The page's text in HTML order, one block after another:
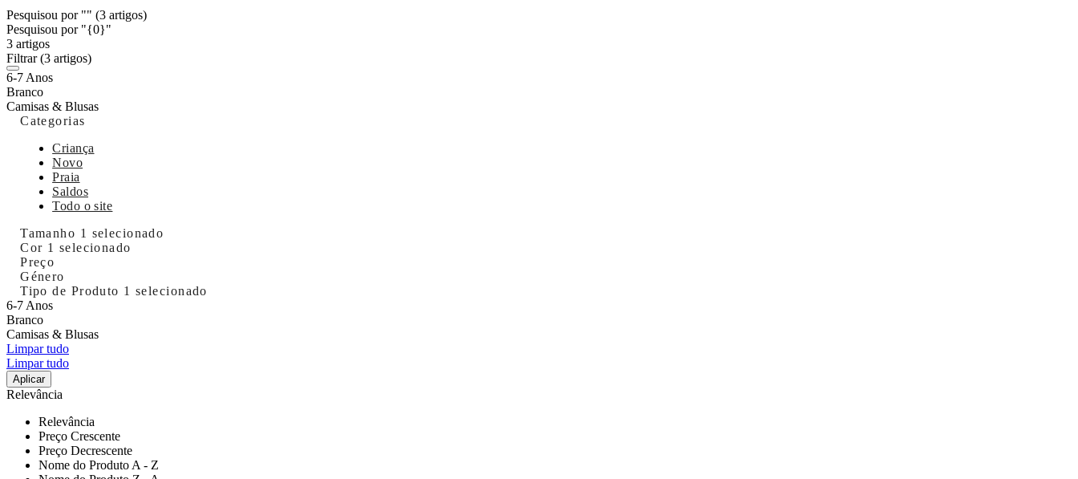
Pesquisou por "" (3 artigos)
Pesquisou por "{0}"
3 artigos
Filtrar(3 artigos)
6-7 Anos
Branco
Camisas & Blusas
Categorias
Criança
Novo
Praia
Saldos
Todo o site
Tamanho 1 selecionado
Cor 1 selecionado
Preço
Género
Tipo de Produto 1 selecionado
6-7 Anos
Branco
Camisas & Blusas
Limpar tudo
Limpar tudo
Aplicar
Relevância
Relevância
Preço Crescente
Preço Decrescente
Nome do Produto A - Z